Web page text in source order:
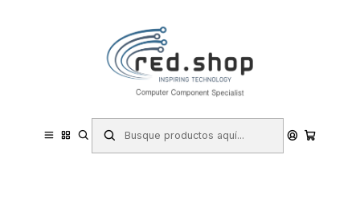
Haga Click Aqui
Hogar y Electrodomésticos Cocina Microondas
Cecotec Proclean 3110 Retro Red Microondas con Grill - 700W -
Capacidad 20L - 6 Niveles - Estilo Vintage - Avisador Acustico -